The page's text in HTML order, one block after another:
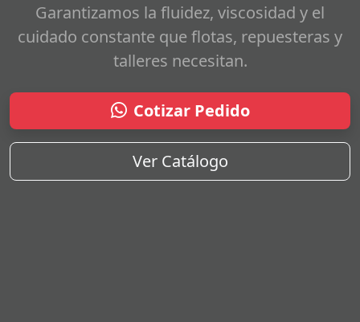
Garantizamos la fluidez, viscosidad y el
cuidado constante que flotas, repuesteras y
talleres necesitan.
Cotizar Pedido
Ver Catálogo